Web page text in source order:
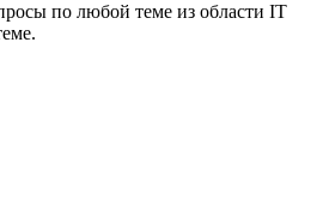
по любой теме из области IT